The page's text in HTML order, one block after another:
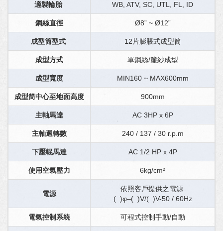
適製輪胎 WB, ATV, SC, UTL, FL, ID
鋼絲直徑 Ø8” ~ Ø12”
成型筒型式 12片膨脹式成型筒
成型方式 單鋼絲/簾紗成型
成型寬度 MIN160 ~ MAX600mm
成型筒中心至地面高度 900mm
主軸馬達 AC 3HP x 6P
主軸迴轉數 240 / 137 / 30 r.p.m
下壓輥馬達 AC 1/2 HP x 4P
使用空氣壓力 6kg/cm²
電源
依照客戶提供之電源
( )φ–( )V/( )V-50 / 60Hz
電氣控制系統 可程式控制手動/自動